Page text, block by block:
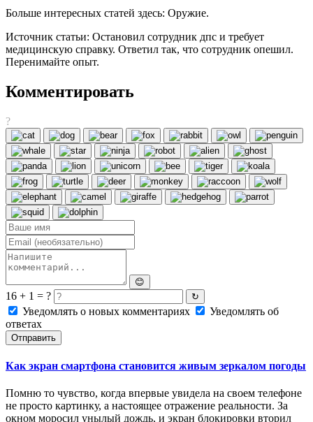
Больше интересных статей здесь: Оружие.
Источник статьи: Остановил сотрудник дпс и требует
медицинскую справку. Ответил так, что сотрудник опешил.
Перенимайте опыт.
Комментировать
?
😊
16 + 1 = ? ↻
Уведомлять о новых комментариях
Уведомлять об
ответах
Отправить
Как экран смартфона становится живым зеркалом погоды
Помню то чувство, когда впервые увидела на своем телефоне
не просто картинку, а настоящее отражение реальности. За
окном моросил унылый дождь, и экран блокировки вторил